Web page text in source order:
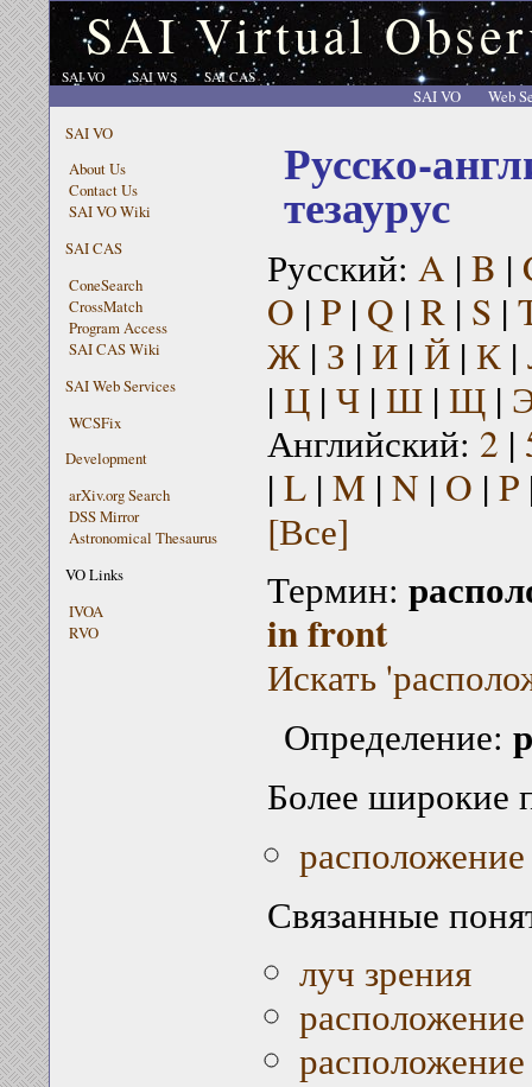
SAI Virtual
SAI VO SAI WS SAI CAS
SAI VO
Web
SAI VO
About Us
Contact Us
SAI VO Wiki
SAI CAS
ConeSearch
CrossMatch
Program Access
SAI CAS Wiki
SAI Web Services
WCSFix
Development
arXiv.org Search
DSS Mirror
Astronomical Thesaurus
VO Links
IVOA
RVO
Русско-
тезаурус
Русский: A | B |
O | P| Q | R| S |
Ж| З | И| Й| К|
| Ц| Ч| Ш| Щ|
Английский: 2 |
| L| M | N | O | P
[Все]
Термин:
in front
Искать
Определение:
Более широкие
расположение
Связанные
луч зрения